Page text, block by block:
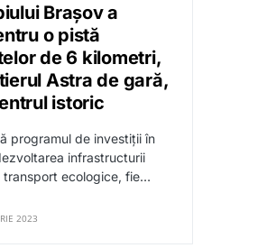
Brașov a
o pistă
de 6 kilometri,
Astra de gară,
istoric
programul de investiții în
infrastructurii
transport ecologice, fie…
2023